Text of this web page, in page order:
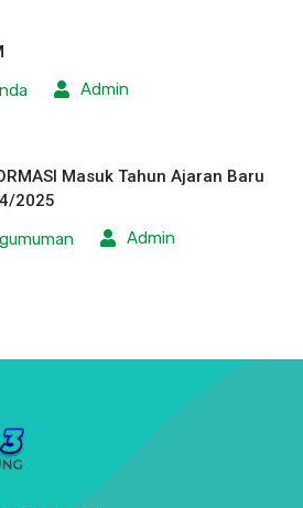
Admin
Masuk Tahun Ajaran Baru
2025
Admin